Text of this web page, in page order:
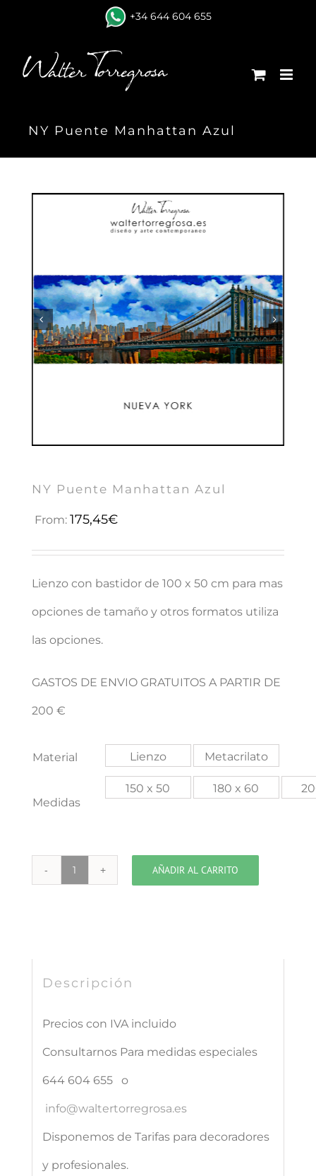
content
+34 644 604 655
NY Puente Manhattan Azul
 
NY Puente Manhattan Azul
From: 175,45€
Lienzo con bastidor de 100 x 50 cm para mas
opciones de tamaño y otros formatos utiliza
las opciones.
GASTOS DE ENVIO GRATUITOS A PARTIR DE
200 €
Material Lienzo Metacrilato
Medidas
150 x 50 180 x 60
NY
AÑADIR AL CARRITO
Descripción
Precios con IVA incluido
Consultarnos Para medidas especiales
644 604 655 o
info@waltertorregrosa.es
Disponemos de Tarifas para decoradores
y profesionales.